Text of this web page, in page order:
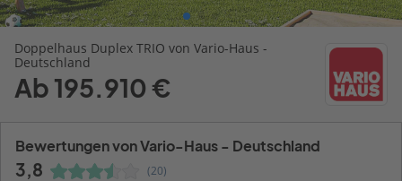
Doppelhaus Duplex TRIO von Vario-Haus -
Deutschland
Ab 195.910 €
Bewertungen von Vario-Haus - Deutschland
3,8 (20)